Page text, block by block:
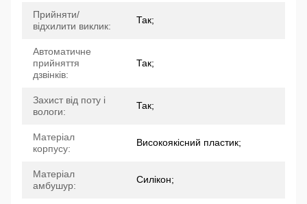
Прийняти/
відхилити виклик:
Так;
Автоматичне
прийняття
дзвінків:
Так;
Захист від поту і
вологи:
Так;
Матеріал
корпусу:
Високоякісний пластик;
Матеріал
амбушур:
Силікон;